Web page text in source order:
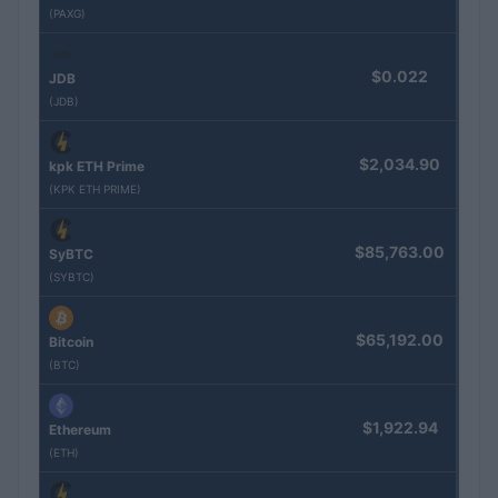
(PAXG)
JDB
(JDB)
$0.022
kpk ETH Prime
(KPK ETH PRIME)
$2,034.90
SyBTC
(SYBTC)
$85,763.00
Bitcoin
(BTC)
$65,192.00
Ethereum
(ETH)
$1,922.94